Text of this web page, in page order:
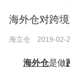
海外仓对跨
海立仓 2019-02-
海外仓是做